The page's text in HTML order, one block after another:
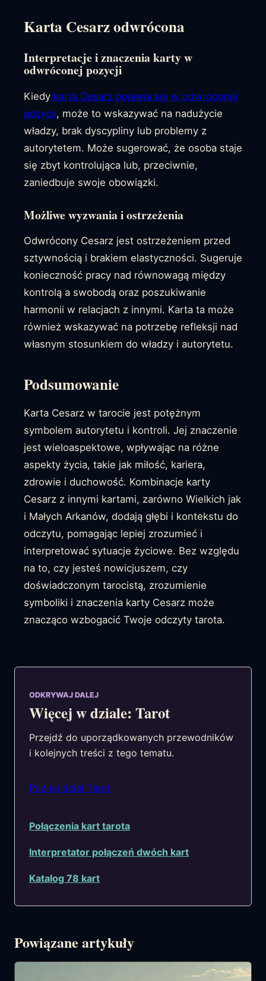
Karta Cesarz odwrócona
Interpretacje i znaczenia karty w
odwróconej pozycji
Kiedy karta Cesarz pojawia się w odwróconej
pozycji, może to wskazywać na nadużycie
władzy, brak dyscypliny lub problemy z
autorytetem. Może sugerować, że osoba staje
się zbyt kontrolująca lub, przeciwnie,
zaniedbuje swoje obowiązki.
Możliwe wyzwania i ostrzeżenia
Odwrócony Cesarz jest ostrzeżeniem przed
sztywnością i brakiem elastyczności. Sugeruje
konieczność pracy nad równowagą między
kontrolą a swobodą oraz poszukiwanie
harmonii w relacjach z innymi. Karta ta może
również wskazywać na potrzebę refleksji nad
własnym stosunkiem do władzy i autorytetu.
Podsumowanie
Karta Cesarz w tarocie jest potężnym
symbolem autorytetu i kontroli. Jej znaczenie
jest wieloaspektowe, wpływając na różne
aspekty życia, takie jak miłość, kariera,
zdrowie i duchowość. Kombinacje karty
Cesarz z innymi kartami, zarówno Wielkich jak
i Małych Arkanów, dodają głębi i kontekstu do
odczytu, pomagając lepiej zrozumieć i
interpretować sytuacje życiowe. Bez względu
na to, czy jesteś nowicjuszem, czy
doświadczonym tarocistą, zrozumienie
symboliki i znaczenia karty Cesarz może
znacząco wzbogacić Twoje odczyty tarota.
ODKRYWAJ DALEJ
Więcej w dziale: Tarot
Przejdź do uporządkowanych przewodników
i kolejnych treści z tego tematu.
Poznaj dział Tarot
Połączenia kart tarota
Interpretator połączeń dwóch kart
Katalog 78 kart
Powiązane artykuły